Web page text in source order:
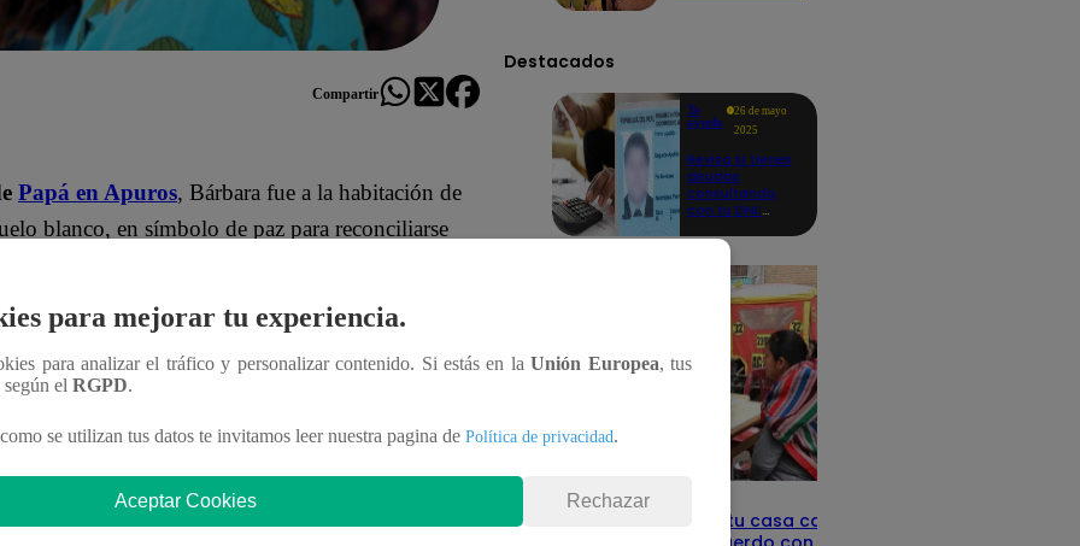
Compartir
Papá en Apuros, Bárbara fue a la habitación de
blanco, en símbolo de paz para reconciliarse
estés enojada conmigo”, le pidió. Ante ello,
no soy una persona rencorosa. No estoy
nada”, indicó.
Pero no le digas nada”
Destacados
Te
ayudo
26 de mayo
2025
Revisa si tienes
deudas
consultando
con tu DNI:
detalles
Revisa con tu DNI si tu casa califica
para mejorar tu experiencia.
para analizar el tráfico y personalizar contenido. Si estás en laUnión Europea, tus
según el RGPD.
se utilizan tus datos te invitamos leer nuestra pagina de Política de privacidad.
Aceptar Cookies Rechazar